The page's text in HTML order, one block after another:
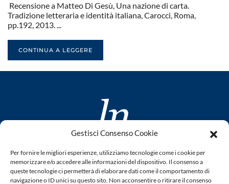
Gestisci Consenso Cookie
Per fornire le migliori esperienze, utilizziamo tecnologie come i cookie per
memorizzare e/o accedere alle informazioni del dispositivo. Il consenso a
queste tecnologie ci permetterà di elaborare dati come il comportamento di
navigazione o ID unici su questo sito. Non acconsentire o ritirare il consenso
Recensione a Matteo Di Gesù, Una nazione di carta.
Tradizione letteraria e identità italiana, Carocci, Roma,
pp.192, 2013. ...
CONTINUA A LEGGERE
www.laletteraturaenoi.it
fondato da Romano Luperini
Questo blog non rappresenta una testata giornalistica in